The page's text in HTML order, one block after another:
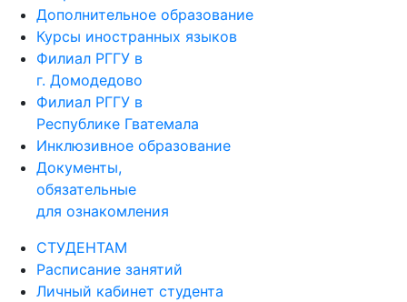
Дополнительное образование
Курсы иностранных языков
Филиал РГГУ в
г. Домодедово
Филиал РГГУ в
Республике Гватемала
Инклюзивное образование
Документы,
обязательные
для ознакомления
СТУДЕНТАМ
Расписание занятий
Личный кабинет студента